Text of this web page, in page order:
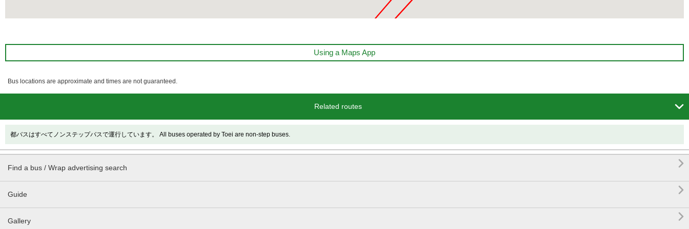
Using a Maps App
Bus locations are approximate and times are not guaranteed.
Related routes 
都バスはすべてノンステップバスで運行しています。 All buses operated by Toei are non-step buses.
Find a bus / Wrap advertising search 
Guide 
Gallery 